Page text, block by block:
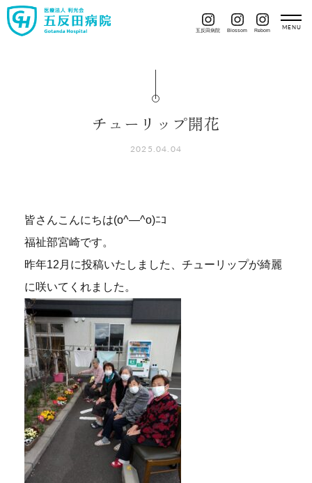
五反田病院 Blossom Reborn
チューリップ開花
2025.04.04
皆さんこんにちは(o^―^o)ﾆｺ
福祉部宮崎です。
昨年12月に投稿いたしました、チューリップが綺麗
に咲いてくれました。